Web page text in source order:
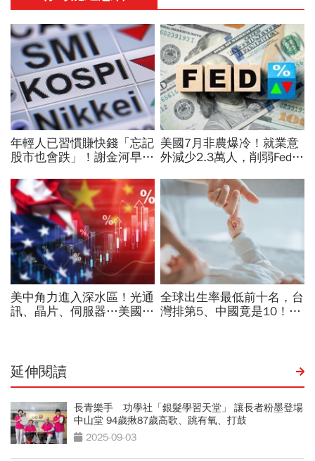
延伸閱讀
長青樂手 功學社「銀髮學習天堂」 讓長者粉墨登場
中山堂 94歲揪87歲高歌、跳有氧、打鼓
2025-09-03